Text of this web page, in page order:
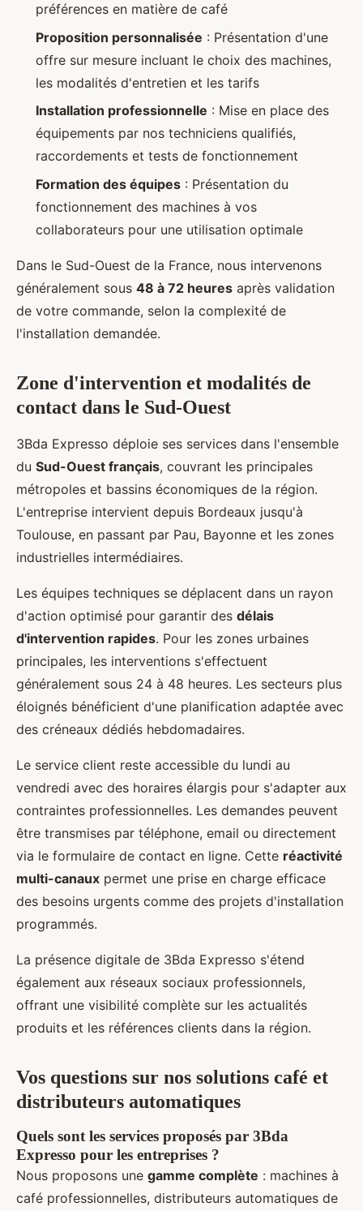
préférences en matière de café
Proposition personnalisée : Présentation d'une
offre sur mesure incluant le choix des machines,
les modalités d'entretien et les tarifs
Installation professionnelle : Mise en place des
équipements par nos techniciens qualifiés,
raccordements et tests de fonctionnement
Formation des équipes : Présentation du
fonctionnement des machines à vos
collaborateurs pour une utilisation optimale
Dans le Sud-Ouest de la France, nous intervenons
généralement sous 48 à 72 heures après validation
de votre commande, selon la complexité de
l'installation demandée.
Zone d'intervention et modalités de
contact dans le Sud-Ouest
3Bda Expresso déploie ses services dans l'ensemble
du Sud-Ouest français, couvrant les principales
métropoles et bassins économiques de la région.
L'entreprise intervient depuis Bordeaux jusqu'à
Toulouse, en passant par Pau, Bayonne et les zones
industrielles intermédiaires.
Les équipes techniques se déplacent dans un rayon
d'action optimisé pour garantir des délais
d'intervention rapides. Pour les zones urbaines
principales, les interventions s'effectuent
généralement sous 24 à 48 heures. Les secteurs plus
éloignés bénéficient d'une planification adaptée avec
des créneaux dédiés hebdomadaires.
Le service client reste accessible du lundi au
vendredi avec des horaires élargis pour s'adapter aux
contraintes professionnelles. Les demandes peuvent
être transmises par téléphone, email ou directement
via le formulaire de contact en ligne. Cette réactivité
multi-canaux permet une prise en charge efficace
des besoins urgents comme des projets d'installation
programmés.
La présence digitale de 3Bda Expresso s'étend
également aux réseaux sociaux professionnels,
offrant une visibilité complète sur les actualités
produits et les références clients dans la région.
Vos questions sur nos solutions café et
distributeurs automatiques
Quels sont les services proposés par 3Bda
Expresso pour les entreprises ?
Nous proposons une gamme complète : machines à
café professionnelles, distributeurs automatiques de